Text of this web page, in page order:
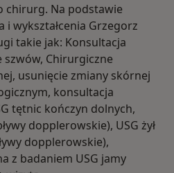
chirurg. Na podstawie
i wykształcenia Grzegorz
takie jak: Konsultacja
Chirurgiczne
usunięcie zmiany skórnej
konsultacja
tętnic kończyn dolnych,
dopplerowskie), USG żył
dopplerowskie),
z badaniem USG jamy